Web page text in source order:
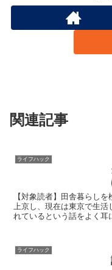
関連記事
ライフハック
【対象読者】田舎暮らし
上京し、現在は東京で生
れているという話をよく耳
ライフハック